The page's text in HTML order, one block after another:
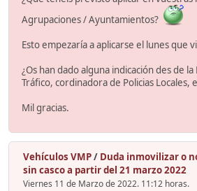
Agrupaciones / Ayuntamientos?
Esto empezaría a aplicarse el lunes que
¿Os han dado alguna indicación des de la
Tráfico, cordinadora de Policias Locales,
Mil gracias.
Vehículos VMP/ Duda inmovilizar o
sin casco a partir del 21 marzo 2022
Viernes 11 de Marzo de 2022. 11:12 horas.